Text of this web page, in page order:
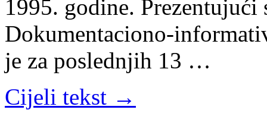
1995. godine.
Dokumentaciono-
je za poslednjih 13 …
Cijeli tekst →